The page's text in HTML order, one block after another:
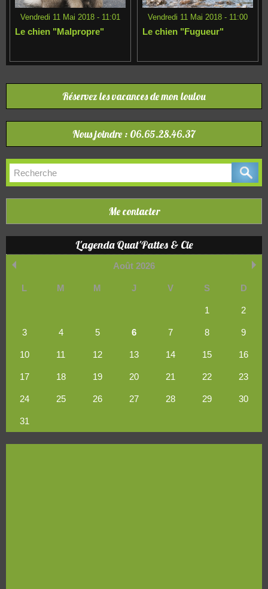
Vendredi 11 Mai 2018 - 11:01
Le chien "Malpropre"
Vendredi 11 Mai 2018 - 11:00
Le chien "Fugueur"
Réservez les vacances de mon loulou
Nous joindre : 06.65.28.46.37
Me contacter
L'agenda Quat'Pattes & Cie
Août 2026
L M M J V S D
1 2
3 4 5 6 7 8 9
10 11 12 13 14 15 16
17 18 19 20 21 22 23
24 25 26 27 28 29 30
31